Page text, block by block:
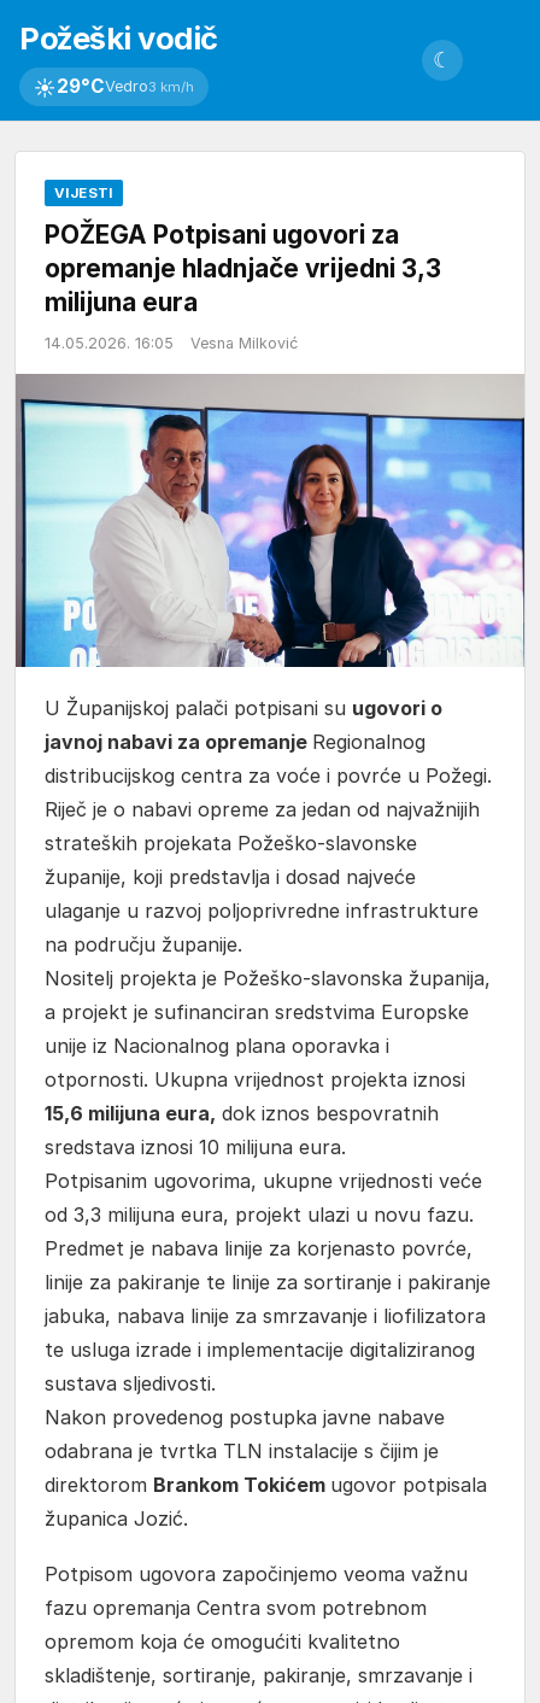
Požeški vodič
☀29°CVedro3 km/h
☾
VIJESTI
POŽEGA Potpisani ugovori za
opremanje hladnjače vrijedni 3,3
milijuna eura
14.05.2026. 16:05 Vesna Milković
U Županijskoj palači potpisani su ugovori o
javnoj nabavi za opremanje Regionalnog
distribucijskog centra za voće i povrće u Požegi.
Riječ je o nabavi opreme za jedan od najvažnijih
strateških projekata Požeško-slavonske
županije, koji predstavlja i dosad najveće
ulaganje u razvoj poljoprivredne infrastrukture
na području županije.
Nositelj projekta je Požeško-slavonska županija,
a projekt je sufinanciran sredstvima Europske
unije iz Nacionalnog plana oporavka i
otpornosti. Ukupna vrijednost projekta iznosi
15,6 milijuna eura, dok iznos bespovratnih
sredstava iznosi 10 milijuna eura.
Potpisanim ugovorima, ukupne vrijednosti veće
od 3,3 milijuna eura, projekt ulazi u novu fazu.
Predmet je nabava linije za korjenasto povrće,
linije za pakiranje te linije za sortiranje i pakiranje
jabuka, nabava linije za smrzavanje i liofilizatora
te usluga izrade i implementacije digitaliziranog
sustava sljedivosti.
Nakon provedenog postupka javne nabave
odabrana je tvrtka TLN instalacije s čijim je
direktorom Brankom Tokićem ugovor potpisala
županica Jozić.
Potpisom ugovora započinjemo veoma važnu
fazu opremanja Centra svom potrebnom
opremom koja će omogućiti kvalitetno
skladištenje, sortiranje, pakiranje, smrzavanje i